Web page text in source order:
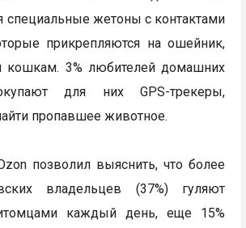
специальные жетоны с контактами
прикрепляются на ошейник,
кошкам. 3% любителей домашних
для них GPS-трекеры,
пропавшее животное.
позволил выяснить, что более
владельцев (37%) гуляют
каждый день, еще 15%